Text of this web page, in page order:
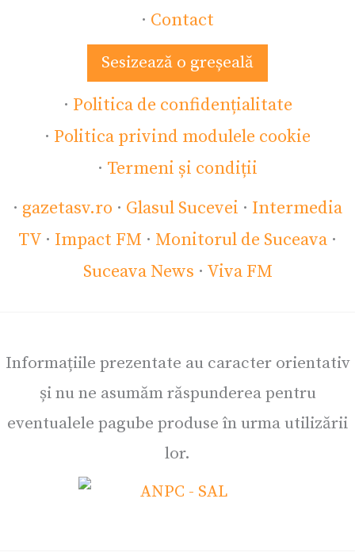
· Contact
Sesizează o greșeală
· Politica de confidențialitate
· Politica privind modulele cookie
· Termeni și condiții
· gazetasv.ro · Glasul Sucevei · Intermedia
TV · Impact FM · Monitorul de Suceava ·
Suceava News · Viva FM
Informațiile prezentate au caracter orientativ
și nu ne asumăm răspunderea pentru
eventualele pagube produse în urma utilizării
lor.